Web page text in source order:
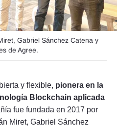
Gabriel Sánchez Catena y
de Agree.
y flexible, pionera en la
Blockchain aplicada
fue fundada en 2017 por
Miret, Gabriel Sánchez